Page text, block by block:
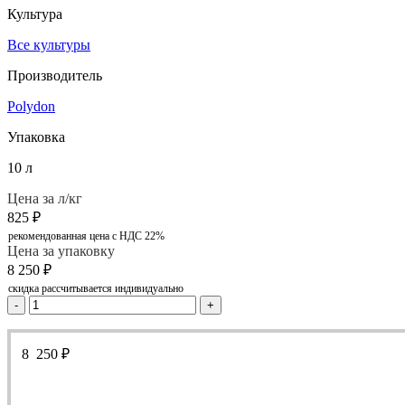
Культура
Все культуры
Производитель
Polydon
Упаковка
10 л
Цена за л/кг
825 ₽
рекомендованная цена с НДС 22%
Цена за упаковку
8 250 ₽
скидка рассчитывается индивидуально
- +
8 250 ₽